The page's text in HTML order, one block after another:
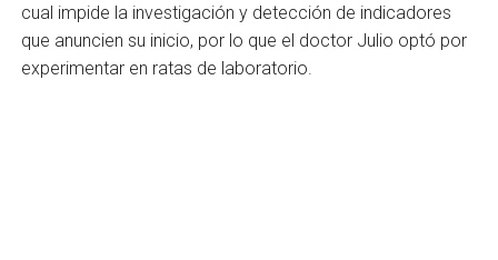
cual impide la investigación y detección de indicadores
que anuncien su inicio, por lo que el doctor Julio optó por
experimentar en ratas de laboratorio.